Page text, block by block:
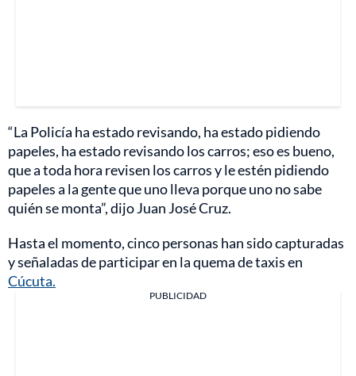
“La Policía ha estado revisando, ha estado pidiendo
papeles, ha estado revisando los carros; eso es bueno,
que a toda hora revisen los carros y le estén pidiendo
papeles a la gente que uno lleva porque uno no sabe
quién se monta”, dijo Juan José Cruz.
Hasta el momento, cinco personas han sido capturadas
y señaladas de participar en la quema de taxis en
Cúcuta.
PUBLICIDAD